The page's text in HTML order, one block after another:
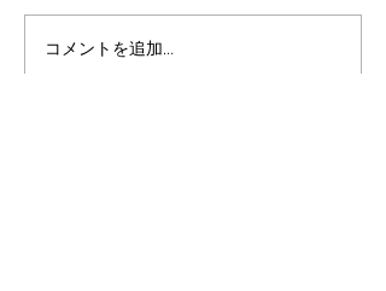
競技・チャレンジカップ東京
と第79回市民スポーツ大会兼
コメントを追加…